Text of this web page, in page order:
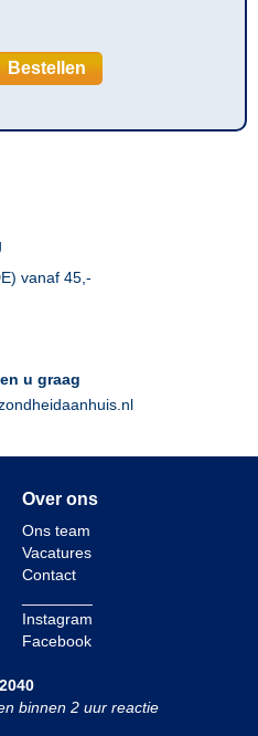
Bestellen
vanaf 45,-
u graag
Over ons
Ons team
Vacatures
Contact
Instagram
Facebook
binnen 2 uur reactie